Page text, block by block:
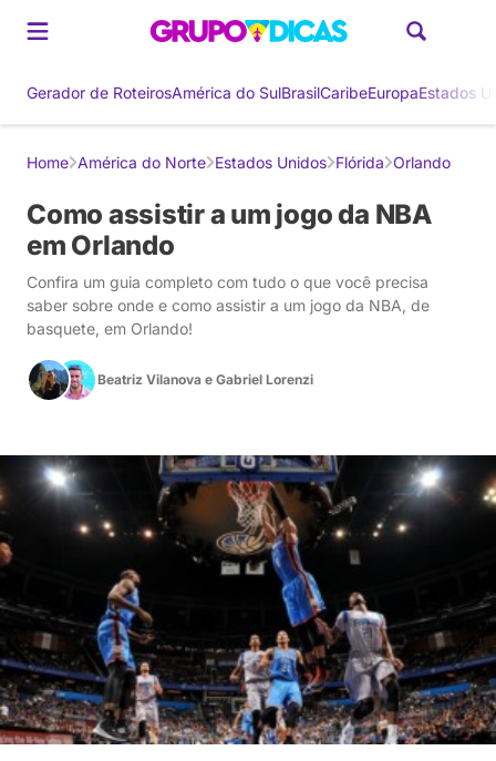
Gerador de RoteirosAmérica do SulBrasilCaribeEuropaEstados
Home América do Norte Estados Unidos Flórida Orlando
Como assistir a um jogo da NBA
em Orlando
Confira um guia completo com tudo o que você precisa
saber sobre onde e como assistir a um jogo da NBA, de
basquete, em Orlando!
Beatriz Vilanova e Gabriel Lorenzi